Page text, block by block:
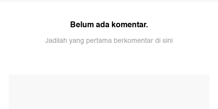
Belum ada komentar.
Jadilah yang pertama berkomentar di sini